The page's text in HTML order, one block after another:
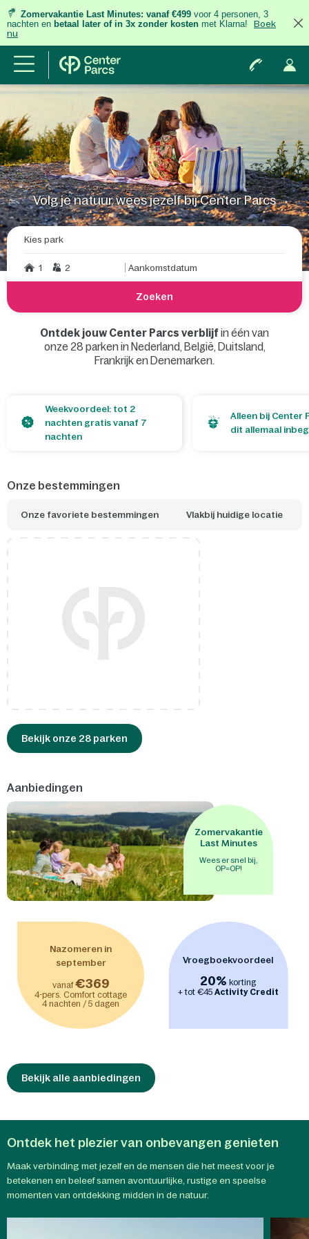
Zomervakantie Last Minutes: vanaf €499 voor 4 personen, 3
nachten en betaal later of in 3x zonder kosten met Klarna!
Boek
nu
Volg je natuur, wees jezelf bij Center Parcs
Kies park
1 2 Aankomstdatum
Zoeken
Ontdek jouw Center Parcs verblijfin één van
onze 28 parken in Nederland, België, Duitsland,
Frankrijk en Denemarken.
Weekvoordeel: tot 2
nachten gratis vanaf 7
nachten
Alleen bij Center
dit allemaal
Onze bestemmingen
Onze favoriete bestemmingen Vlakbij huidige locatie
Bekijk onze 28 parken
Aanbiedingen
Zomervakantie
Last Minutes
Wees er snel bij,
OP=OP!
Nazomeren in
september
vanaf€369
4-pers. Comfort cottage
4 nachten / 5 dagen
Vroegboekvoordeel
20% korting
+ tot €45 Activity Credit
Bekijk alle aanbiedingen
Ontdek het plezier van onbevangen genieten
Maak verbinding met jezelf en de mensen die het meest voor je
betekenen en beleef samen avontuurlijke, rustige en speelse
momenten van ontdekking midden in de natuur.